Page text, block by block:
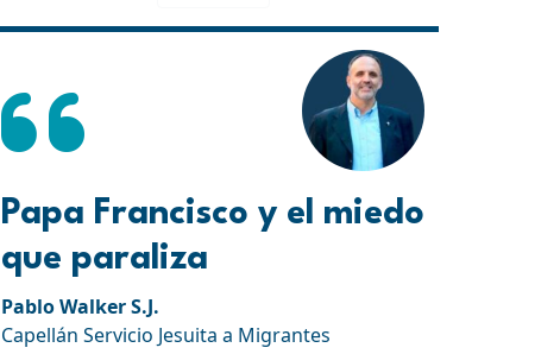
Papa Francisco y el miedo
que paraliza
Pablo Walker S.J.
Capellán Servicio Jesuita a Migrantes